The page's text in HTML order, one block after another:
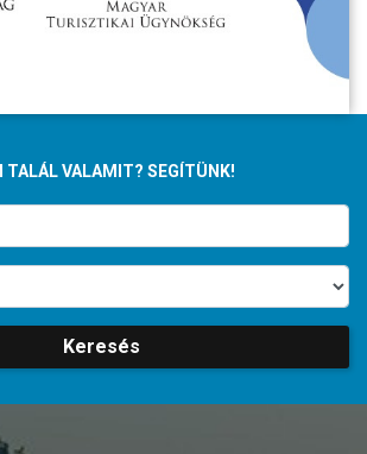
TALÁL VALAMIT? SEGÍTÜNK!
Keresés